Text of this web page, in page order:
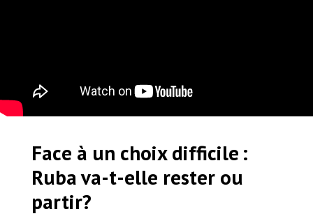
Face à un choix difficile :
Ruba va-t-elle rester ou
partir?